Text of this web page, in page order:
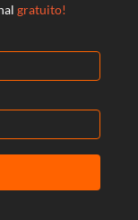
gratuito!